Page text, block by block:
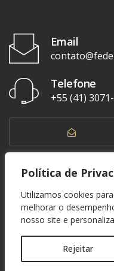
Política de
Utilizamos cookies
melhorar o
nosso site e
Rejeitar
Email
Telefone
+55 (41)
© 1937 - 2026. Federação